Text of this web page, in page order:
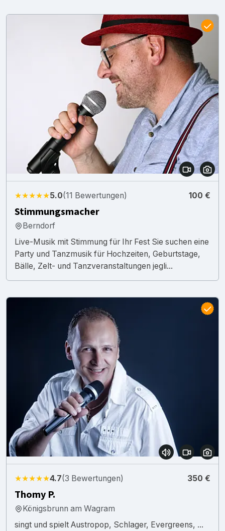
★★★★★5.0(11 Bewertungen) 100 €
Stimmungsmacher
Berndorf
Live-Musik mit Stimmung für Ihr Fest Sie suchen eine
Party und Tanzmusik für Hochzeiten, Geburtstage,
Bälle, Zelt- und Tanzveranstaltungen jegli...
★★★★★4.7(3 Bewertungen) 350 €
Thomy P.
Königsbrunn am Wagram
singt und spielt Austropop, Schlager, Evergreens, ...